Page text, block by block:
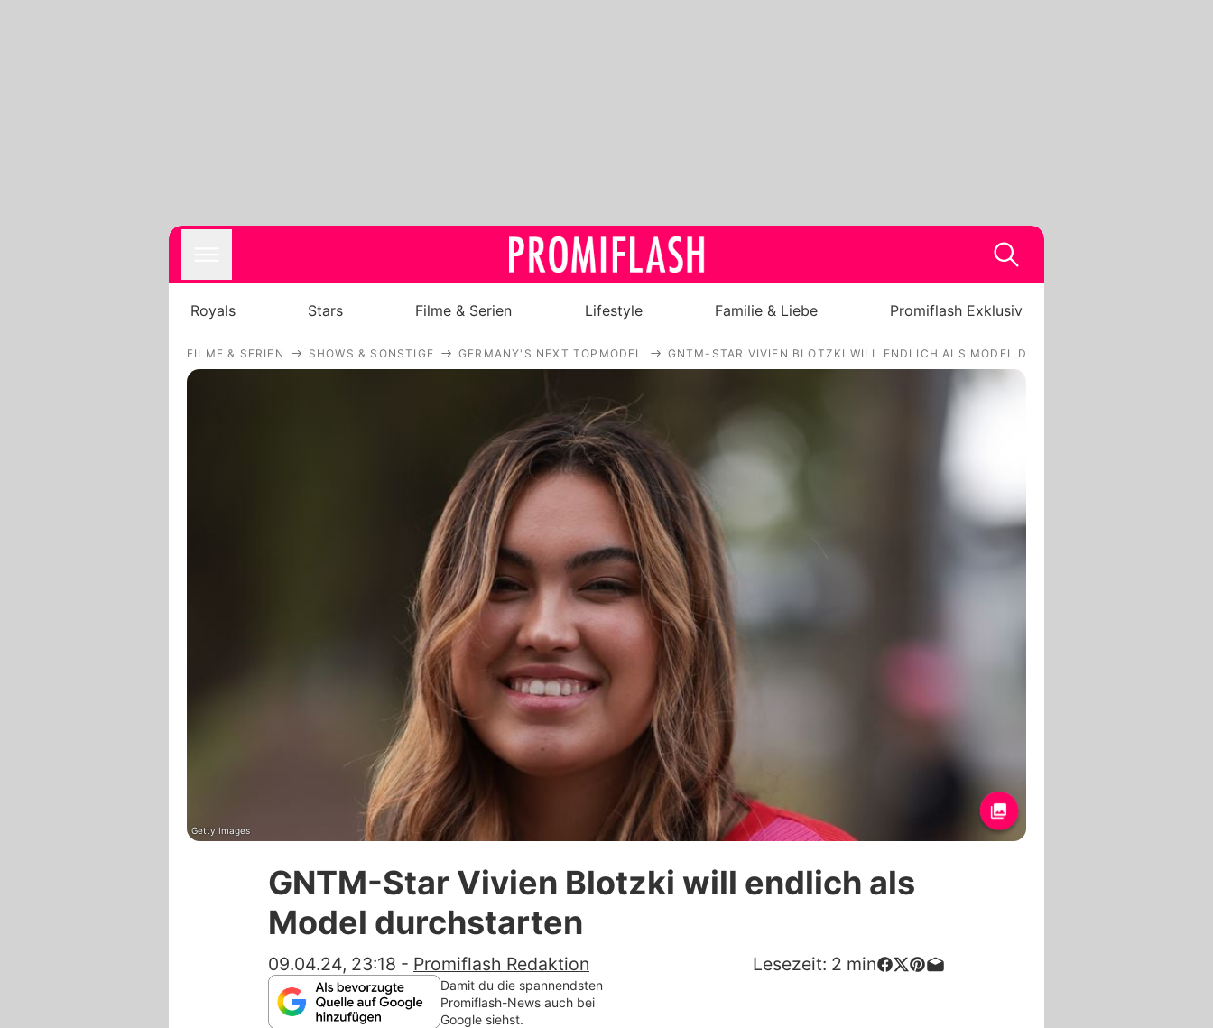
Royals
Filme & Serien
Lifestyle
Familie & Liebe
Promiflash Exklusiv
Alle Themen auf Promiflash
Jobs
App runterladen
Redaktionelle Richtlinien
Impressum
Datenschutzerklärung
Nutzungsbedingungen
Utiq verwalten
Royals Stars Filme & Serien Lifestyle Familie & Liebe Promiflash Exklusiv
FILME & SERIEN SHOWS & SONSTIGE GERMANY'S NEXT TOPMODEL GNTM-STAR VIVIEN BLOTZKI WILL ENDLICH ALS MODEL DURCHSTARTEN
Getty Images
GNTM-Star Vivien Blotzki will endlich als
Model durchstarten
09.04.24, 23:18 - Promiflash Redaktion Lesezeit: 2 min
Damit du die spannendsten
Promiflash-News auch bei
Google siehst.